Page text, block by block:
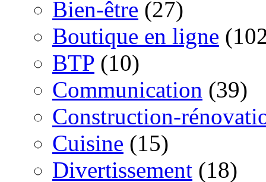
Bien-être (27)
Boutique en ligne
BTP (10)
Communication (39)
Construction-
Cuisine (15)
Divertissement (18)